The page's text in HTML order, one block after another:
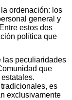
ordenación: los
general y
estos dos
política que
las peculiaridades
que
es
exclusivamente